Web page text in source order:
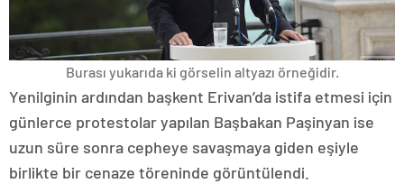
Burası yukarıda ki görselin altyazı örneğidir.
Yenilginin ardından başkent Erivan’da istifa etmesi için
günlerce protestolar yapılan Başbakan Paşinyan ise
uzun süre sonra cepheye savaşmaya giden eşiyle
birlikte bir cenaze töreninde görüntülendi.